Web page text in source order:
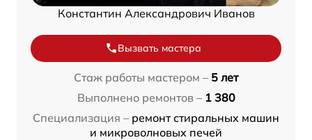
Константин Александрович Иванов
Вызвать мастера
Стаж работы мастером – 5 лет
Выполнено ремонтов – 1 380
Специализация – ремонт стиральных машин
и микроволновых печей